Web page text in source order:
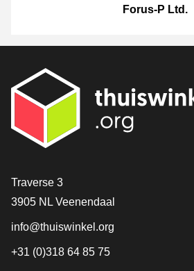
Forus-P Ltd.
[_General:Contact]
Traverse 3
3905 NL Veenendaal
info@thuiswinkel.org
+31 (0)318 64 85 75